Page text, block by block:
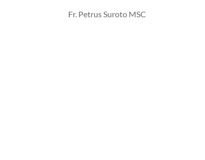
Fr. Petrus Suroto MSC